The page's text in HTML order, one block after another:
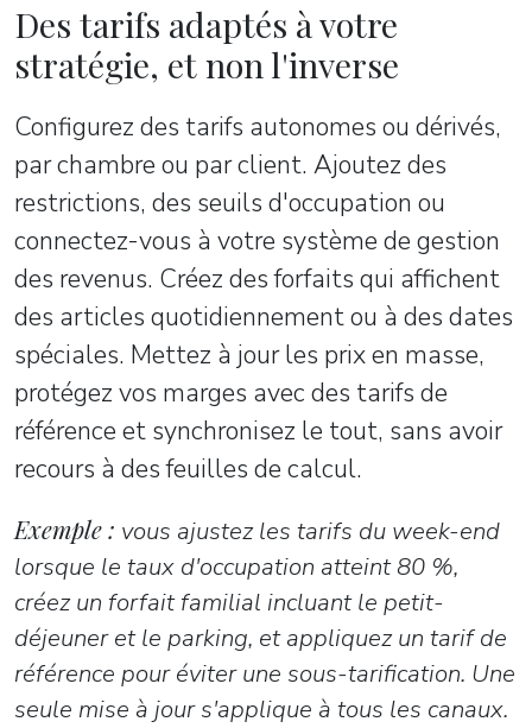
Des tarifs adaptés à votre
stratégie, et non l'inverse
Configurez des tarifs autonomes ou dérivés,
par chambre ou par client. Ajoutez des
restrictions, des seuils d'occupation ou
connectez-vous à votre système de gestion
des revenus. Créez des forfaits qui affichent
des articles quotidiennement ou à des dates
spéciales. Mettez à jour les prix en masse,
protégez vos marges avec des tarifs de
référence et synchronisez le tout, sans avoir
recours à des feuilles de calcul.
Exemple : vous ajustez les tarifs du week-end
lorsque le taux d'occupation atteint 80 %,
créez un forfait familial incluant le petit-
déjeuner et le parking, et appliquez un tarif de
référence pour éviter une sous-tarification. Une
seule mise à jour s'applique à tous les canaux.